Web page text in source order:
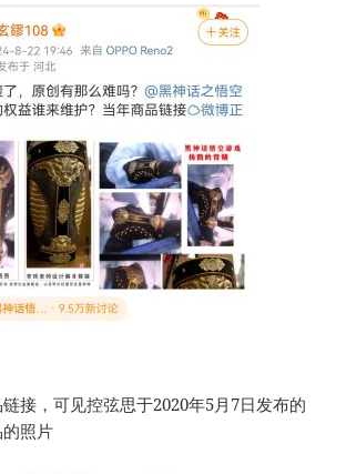
接，可见控弦思于2020年5月7日发布的
照片